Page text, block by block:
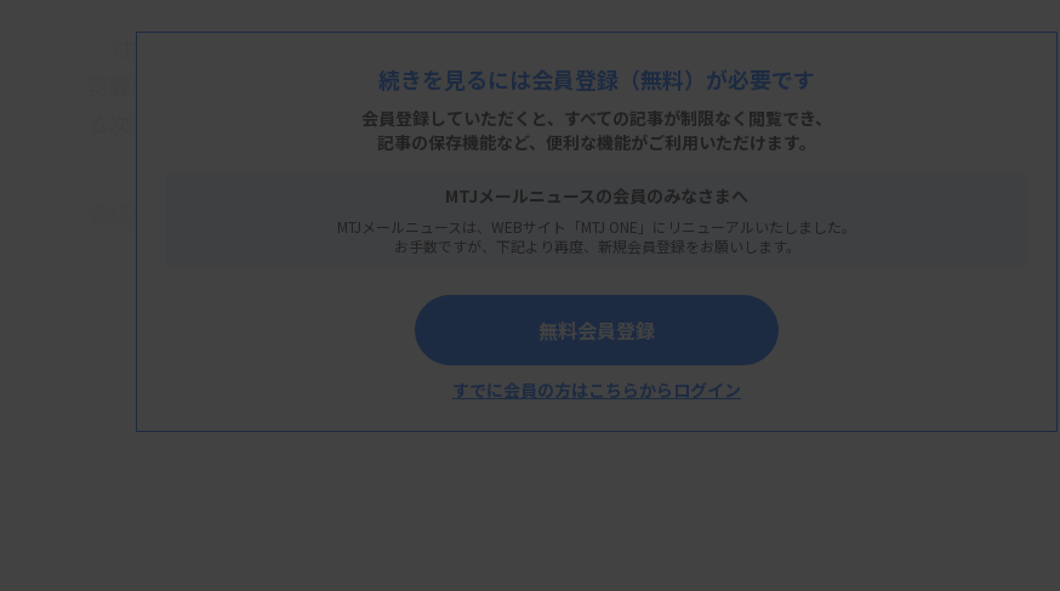
器腫瘍の腫瘍細胞、血液、骨髄液または体腔液を検体として、薬事承認（認証）されてい
る次世代シーケンサー（NGS）を使って包括的なゲノムプロファイルを取得する。
続きを見るには会員登録 （無料）が必要です
会員登録していただくと、すべての記事が制限なく閲覧でき、
記事の保存機能など、便利な機能がご利用いただけます。
MTJメールニュースの会員のみなさまへ
MTJメールニュースは、WEBサイト「MTJ ONE」にリニューアルいたしました。
お手数ですが、下記より再度、新規会員登録をお願いします。
無料会員登録
すでに会員の方はこちらからログイン